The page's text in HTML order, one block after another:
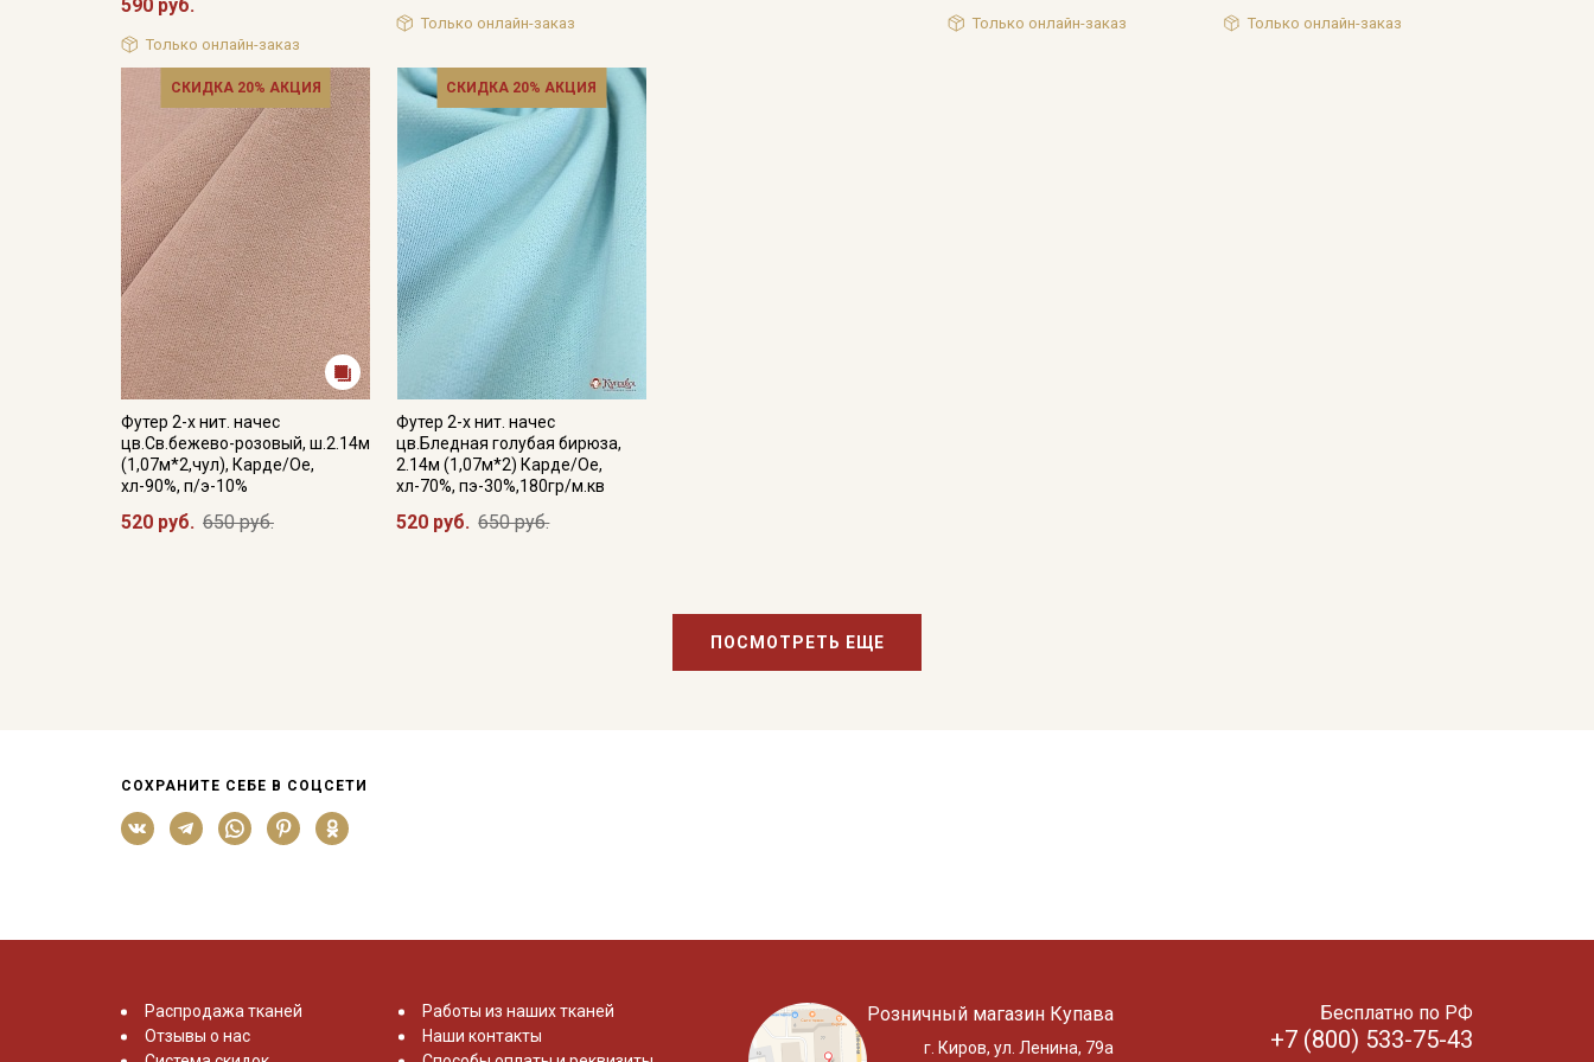
590 руб.
Только онлайн-заказ
Только онлайн-заказ Только онлайн-заказ Только онлайн-заказ
СКИДКА 20% АКЦИЯ
Футер 2-х нит. начес
цв.Св.бежево-розовый, ш.2.14м
(1,07м*2,чул), Карде/Ое,
хл-90%, п/э-10%
520 руб. 650 руб.
СКИДКА 20% АКЦИЯ
Футер 2-х нит. начес
цв.Бледная голубая бирюза,
2.14м (1,07м*2) Карде/Ое,
хл-70%, пэ-30%,180гр/м.кв
520 руб. 650 руб.
ПОСМОТРЕТЬ ЕЩЕ
СОХРАНИТЕ СЕБЕ В СОЦСЕТИ
Распродажа тканей
Отзывы о нас
Работы из наших тканей
Наши контакты
Розничный магазин Купава
г. Киров, ул. Ленина, 79а
Бесплатно по РФ
+7 (800) 533-75-43